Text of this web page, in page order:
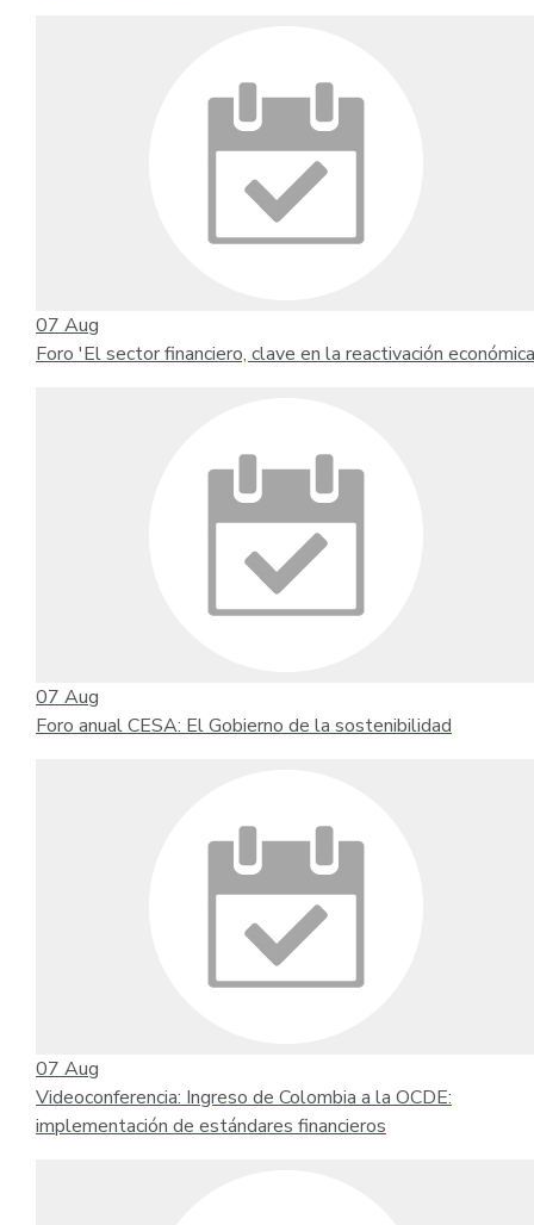
07 Aug
Foro 'El sector financiero, clave en la reactivación
07 Aug
Foro anual CESA: El Gobierno de la sostenibilidad
07 Aug
Videoconferencia: Ingreso de Colombia a la OCDE:
implementación de estándares financieros